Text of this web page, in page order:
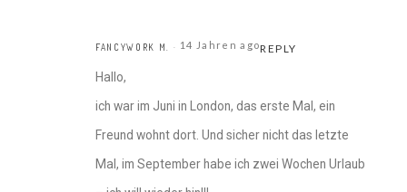
FANCYWORK M. 14 Jahren agoREPLY
Hallo,
ich war im Juni in London, das erste Mal, ein
Freund wohnt dort. Und sicher nicht das letzte
Mal, im September habe ich zwei Wochen Urlaub